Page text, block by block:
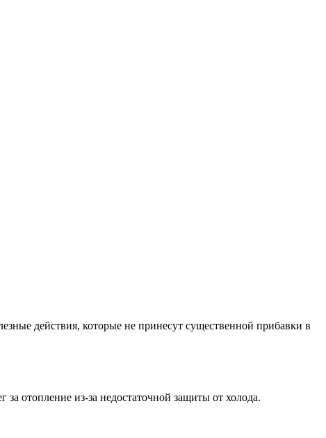
действия, которые не принесут существенной прибавки в
отопление из-за недостаточной защиты от холода.